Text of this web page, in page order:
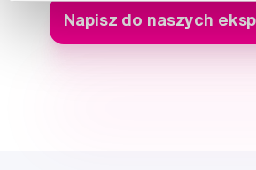
Napisz do naszych